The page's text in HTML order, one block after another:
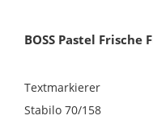
BOSS Pastel Frische
Textmarkierer
Stabilo 70/158